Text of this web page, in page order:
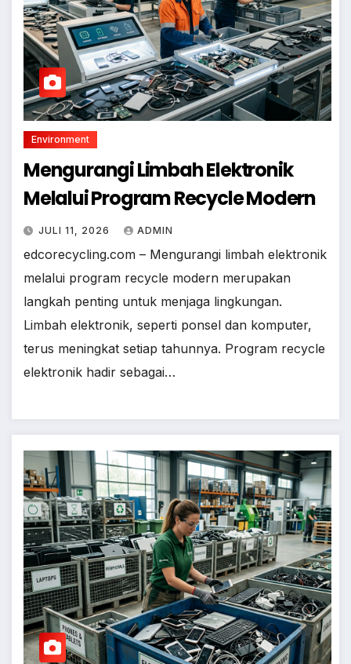
Environment
Mengurangi Limbah Elektronik
Melalui Program Recycle Modern
JULI 11, 2026 ADMIN
edcorecycling.com – Mengurangi limbah elektronik
melalui program recycle modern merupakan
langkah penting untuk menjaga lingkungan.
Limbah elektronik, seperti ponsel dan komputer,
terus meningkat setiap tahunnya. Program recycle
elektronik hadir sebagai…